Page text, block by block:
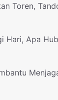
Toren,
Hari, Apa